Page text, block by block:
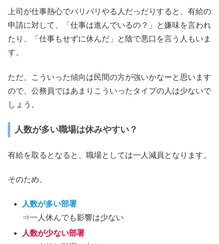
上司が仕事熱心でバリバリやる人だっだりすると、有給の
申請に対して、「仕事は進んでいるの？」と嫌味を言われ
たり、「仕事もせずに休んだ」と陰で悪口を言う人もいま
す。
ただ、こういった傾向は民間の方が強いかなーと思います
ので、公務員ではあまりこういったタイプの人は少ないで
しょう。
人数が多い職場は休みやすい？
有給を取るとなると、職場としては一人減員となります。
そのため、
人数が多い部署
⇒一人休んでも影響は少ない
人数が少ない部署